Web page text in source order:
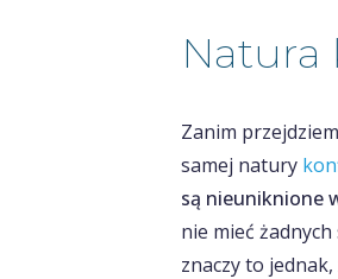
Natura
Zanim
samej natury
są nieuniknione
nie mieć
znaczy to